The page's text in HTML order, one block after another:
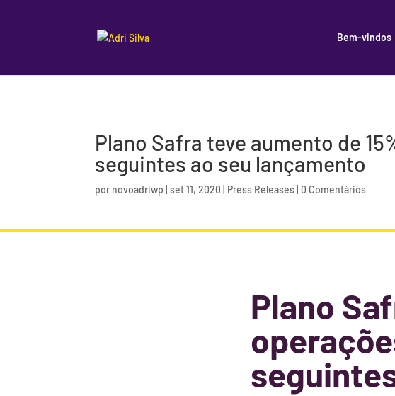
Bem-vindos
Plano Safra teve aumento de
seguintes ao seu lançamento
por novoadriwp |set 11, 2020 Press Releases 0 Comentários
Plano